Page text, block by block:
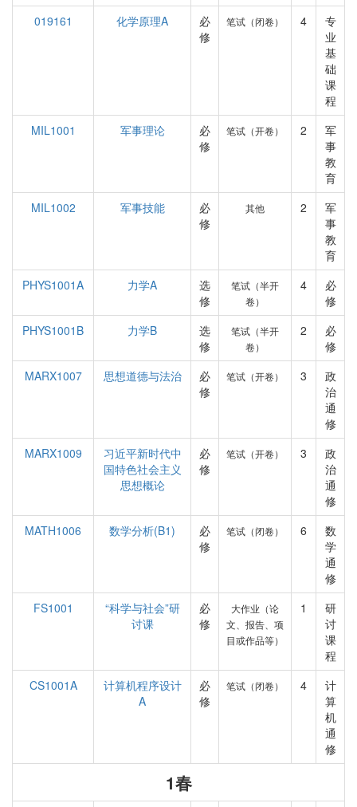
019161
化学原理A
必
修
笔试（闭卷） 4
专
业
基
础
课
程
MIL1001
军事理论
必
修
笔试（开卷） 2
军
事
教
育
MIL1002
军事技能
必
修
其他 2
军
事
教
育
PHYS1001A
力学A
选
修
笔试（半开
卷）
4
必
修
PHYS1001B
力学B
选
修
笔试（半开
卷）
2
必
修
MARX1007
思想道德与法治
必
修
笔试（开卷） 3
政
治
通
修
MARX1009
习近平新时代中
国特色社会主义
思想概论
必
修
笔试（开卷） 3
政
治
通
修
MATH1006
数学分析(B1)
必
修
笔试（闭卷） 6
数
学
通
修
FS1001
“科学与社会”研
讨课
必
修
大作业（论
文、报告、项
目或作品等）
1
研
讨
课
程
CS1001A
计算机程序设计
A
必
修
笔试（闭卷） 4
计
算
机
通
修
1春